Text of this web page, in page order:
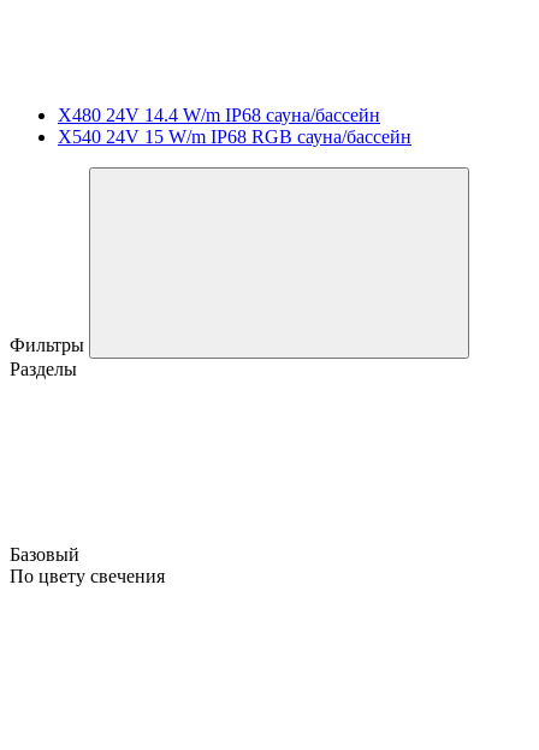
X480 24V 14.4 W/m IP68 сауна/бассейн
X540 24V 15 W/m IP68 RGB сауна/бассейн
Фильтры
Разделы
Базовый
По цвету свечения